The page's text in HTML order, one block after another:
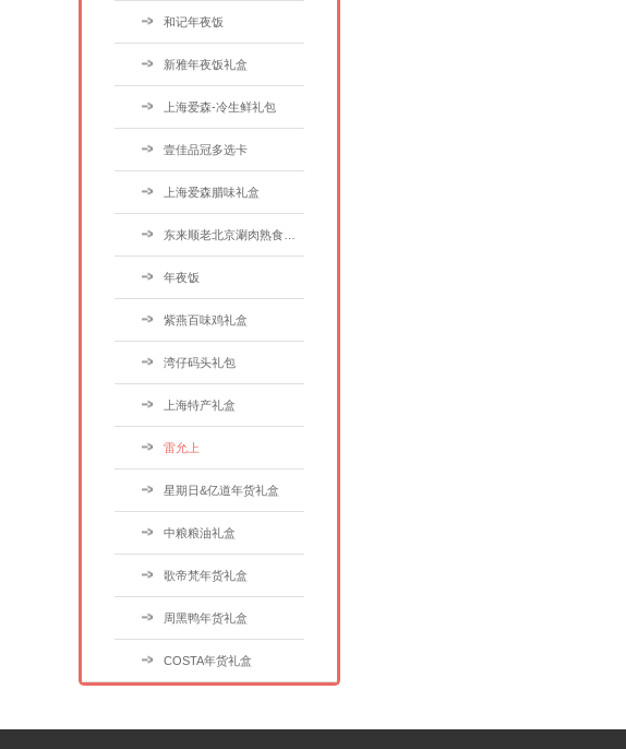
和记年夜饭
新雅年夜饭礼盒
上海爱森-冷生鲜礼包
壹佳品冠多选卡
上海爱森腊味礼盒
东来顺老北京涮肉熟食礼盒
年夜饭
紫燕百味鸡礼盒
湾仔码头礼包
上海特产礼盒
雷允上
星期日&亿道年货礼盒
中粮粮油礼盒
歌帝梵年货礼盒
周黑鸭年货礼盒
COSTA年货礼盒